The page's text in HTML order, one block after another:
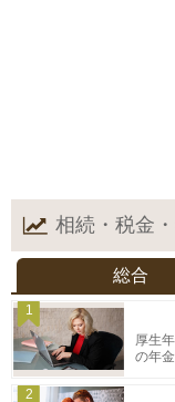
相続・税金
総合
1
厚生
の年
2